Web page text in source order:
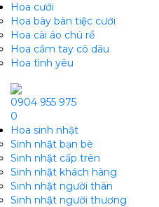
Hoa cưới
Hoa bày bàn tiệc cưới
Hoa cài áo chú rể
Hoa cầm tay cô dâu
Hoa tình yêu
0904 955 975
0
Hoa sinh nhật
Sinh nhật bạn bè
Sinh nhật cấp trên
Sinh nhật khách hàng
Sinh nhật người thân
Sinh nhật người thương